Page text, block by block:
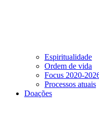
Espiritualidade
Ordem de vida
Focus 2020-
Processos atuais
Doações